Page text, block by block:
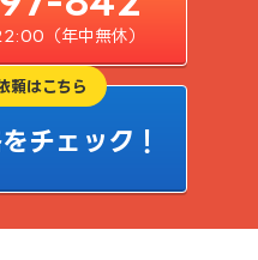
（年中無休）
頼はこちら
チェック！